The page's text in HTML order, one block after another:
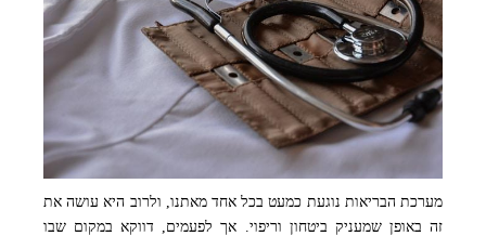
מערכת הבריאות נוגעת כמעט בכל אחד מאתנו, ולרוב היא עושה את
זה באופן שמעניק ביטחון וריפוי. אך לפעמים, דווקא במקום שבו